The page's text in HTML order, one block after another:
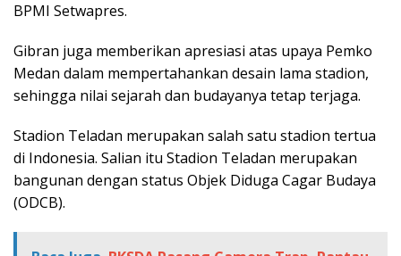
BPMI Setwapres.
Gibran juga memberikan apresiasi atas upaya Pemko
Medan dalam mempertahankan desain lama stadion,
sehingga nilai sejarah dan budayanya tetap terjaga.
Stadion Teladan merupakan salah satu stadion tertua
di Indonesia. Salian itu Stadion Teladan merupakan
bangunan dengan status Objek Diduga Cagar Budaya
(ODCB).